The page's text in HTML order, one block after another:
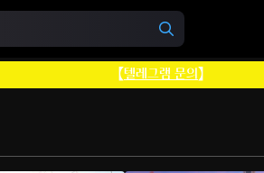
【텔레그램 문의】